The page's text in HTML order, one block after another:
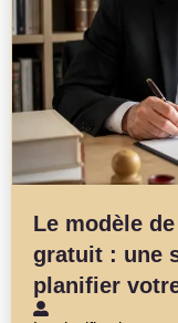
Le modèle
gratuit : une
planifier